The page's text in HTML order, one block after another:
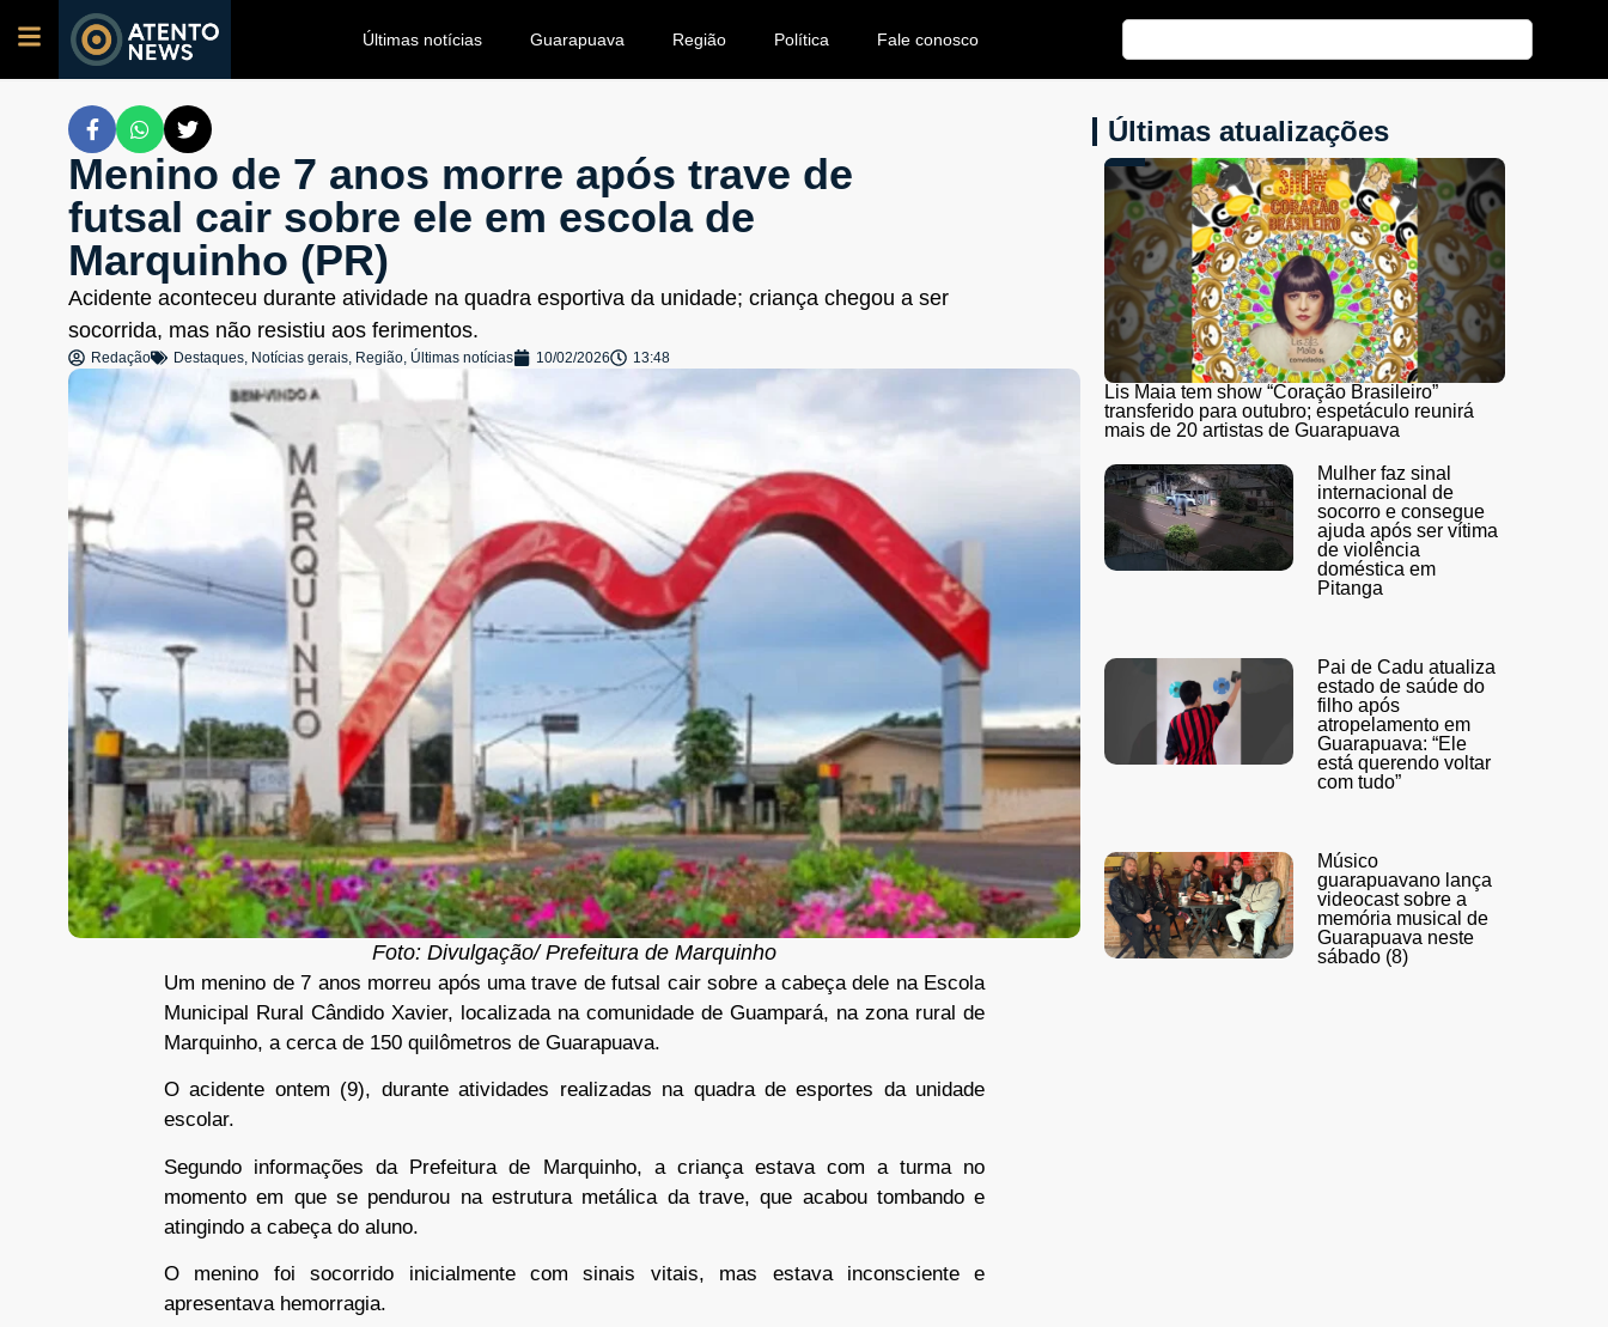
Últimas notícias Guarapuava Região Política Fale conosco
Menino de 7 anos morre após trave de
futsal cair sobre ele em escola de
Marquinho (PR)
Acidente aconteceu durante atividade na quadra esportiva da unidade; criança chegou a ser
socorrida, mas não resistiu aos ferimentos.
Redação Destaques, Notícias gerais, Região, Últimas notícias 10/02/2026 13:48
Foto: Divulgação/ Prefeitura de Marquinho
Um menino de 7 anos morreu após uma trave de futsal cair sobre a cabeça dele na Escola
Municipal Rural Cândido Xavier, localizada na comunidade de Guampará, na zona rural de
Marquinho, a cerca de 150 quilômetros de Guarapuava.
O acidente ontem (9), durante atividades realizadas na quadra de esportes da unidade
escolar.
Segundo informações da Prefeitura de Marquinho, a criança estava com a turma no
momento em que se pendurou na estrutura metálica da trave, que acabou tombando e
atingindo a cabeça do aluno.
O menino foi socorrido inicialmente com sinais vitais, mas estava inconsciente e
apresentava hemorragia.
Últimas atualizações
Lis Maia tem show “Coração Brasileiro”
transferido para outubro; espetáculo reunirá
mais de 20 artistas de Guarapuava
Mulher faz sinal
internacional de
socorro e consegue
ajuda após ser vítima
de violência
doméstica em
Pitanga
Pai de Cadu atualiza
estado de saúde do
filho após
atropelamento em
Guarapuava: “Ele
está querendo voltar
com tudo”
Músico
guarapuavano lança
videocast sobre a
memória musical de
Guarapuava neste
sábado (8)